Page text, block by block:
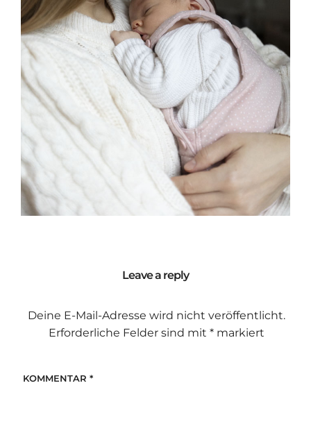
Leave a reply
Deine E-Mail-Adresse wird nicht veröffentlicht.
Erforderliche Felder sind mit *markiert
KOMMENTAR *